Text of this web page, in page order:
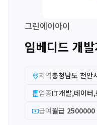
그린에이아이
임베디드 개
지역충청남도 천안
업종IT개발,데이터,
급여월급 2500000